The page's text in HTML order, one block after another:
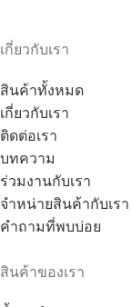
เกี่ยวกับเรา
สินค้าทั้งหมด
เกี่ยวกับเรา
ติดต่อเรา
บทความ
ร่วมงานกับเรา
จำหน่ายสินค้ากับเรา
คำถามที่พบบ่อย
สินค้าของเรา